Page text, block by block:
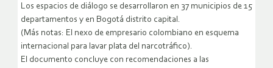
Los espacios de diálogo se desarrollaron en 37 municipios de 15
departamentos y en Bogotá distrito capital.
(Más notas: El nexo de empresario colombiano en esquema
internacional para lavar plata del narcotráfico).
El documento concluye con recomendaciones a las